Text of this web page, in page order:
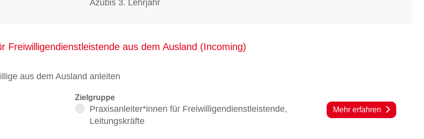
Azubis 3. Lehrjahr
aus dem Ausland (Incoming)
aus dem Ausland anleiten
Zielgruppe
Praxisanleiter*innen für Freiwilligendienstleistende,
Leitungskräfte
Mehr erfahren